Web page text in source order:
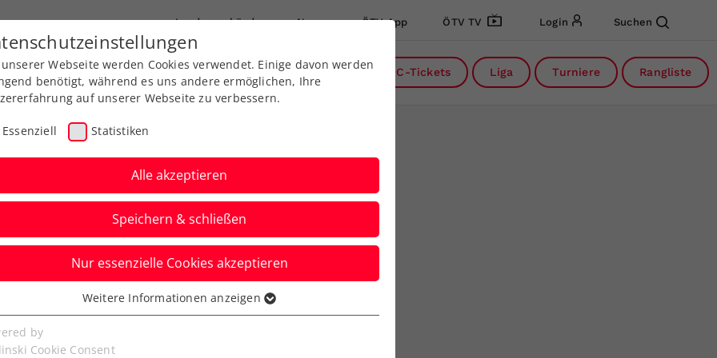
Landesverbände News ÖTV App ÖTV TV Login Suchen
Ausbildung Services Über uns DC-Tickets Liga Turniere Rangliste
Bystrica:
seltenem
Webseite werden Cookies verwendet. Einige davon werden
benötigt, während es uns andere ermöglichen, Ihre
auf unserer Webseite zu verbessern.
Essenziell Statistiken
Alle akzeptieren
Speichern & schließen
Nur essenzielle Cookies akzeptieren
Cookies werden für grundlegende Funktionen der
benötigt. Dadurch ist gewährleistet, dass die Webseite
Weitere Informationen anzeigen
by
Cookie Consent